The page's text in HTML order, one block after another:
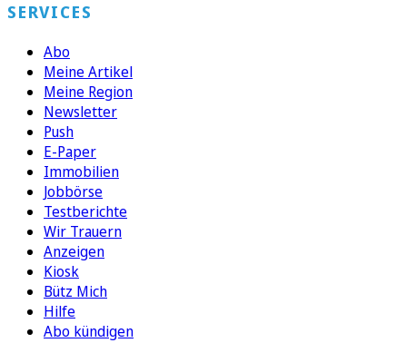
SERVICES
Abo
Meine Artikel
Meine Region
Newsletter
Push
E-Paper
Immobilien
Jobbörse
Testberichte
Wir Trauern
Anzeigen
Kiosk
Bütz Mich
Hilfe
Abo kündigen